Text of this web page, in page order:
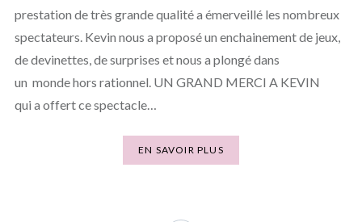
prestation de très grande qualité a émerveillé les nombreux
spectateurs. Kevin nous a proposé un enchainement de jeux,
de devinettes, de surprises et nous a plongé dans
un monde hors rationnel. UN GRAND MERCI A KEVIN
qui a offert ce spectacle…
EN SAVOIR PLUS